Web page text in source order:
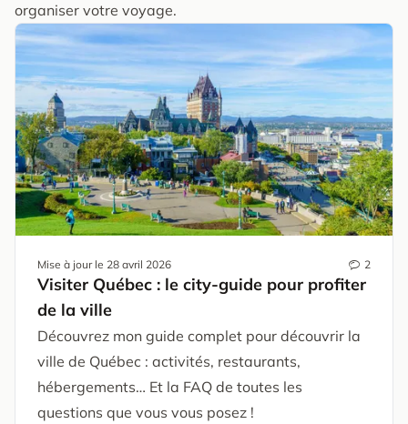
organiser votre voyage.
Mise à jour le 28 avril 2026 2
Visiter Québec : le city-guide pour profiter
de la ville
Découvrez mon guide complet pour découvrir la
ville de Québec : activités, restaurants,
hébergements… Et la FAQ de toutes les
questions que vous vous posez !